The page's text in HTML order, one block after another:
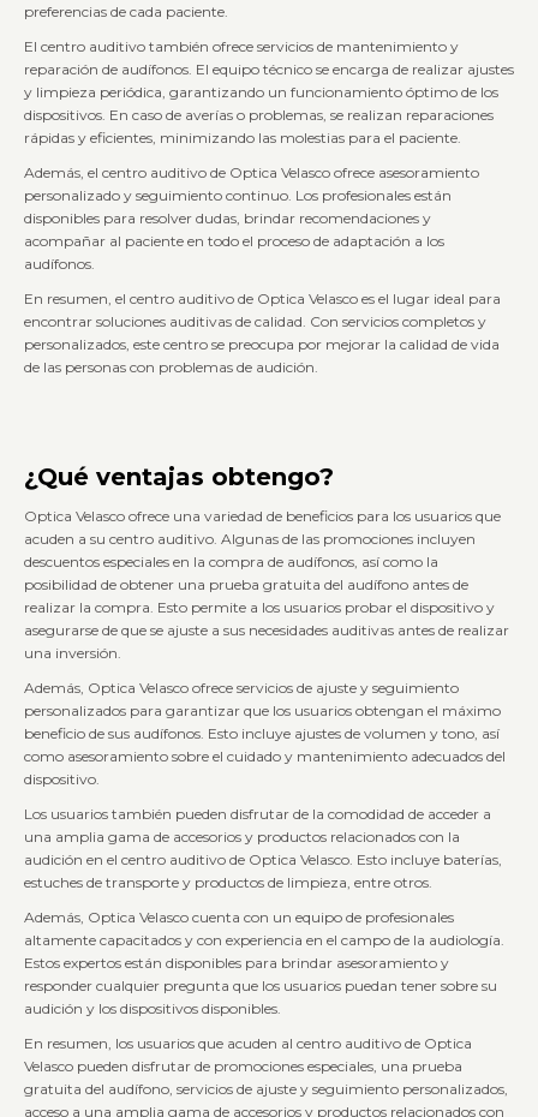
preferencias de cada paciente.
El centro auditivo también ofrece servicios de mantenimiento y
reparación de audífonos. El equipo técnico se encarga de realizar ajustes
y limpieza periódica, garantizando un funcionamiento óptimo de los
dispositivos. En caso de averías o problemas, se realizan reparaciones
rápidas y eficientes, minimizando las molestias para el paciente.
Además, el centro auditivo de Optica Velasco ofrece asesoramiento
personalizado y seguimiento continuo. Los profesionales están
disponibles para resolver dudas, brindar recomendaciones y
acompañar al paciente en todo el proceso de adaptación a los
audífonos.
En resumen, el centro auditivo de Optica Velasco es el lugar ideal para
encontrar soluciones auditivas de calidad. Con servicios completos y
personalizados, este centro se preocupa por mejorar la calidad de vida
de las personas con problemas de audición.
¿Qué ventajas obtengo?
Optica Velasco ofrece una variedad de beneficios para los usuarios que
acuden a su centro auditivo. Algunas de las promociones incluyen
descuentos especiales en la compra de audífonos, así como la
posibilidad de obtener una prueba gratuita del audífono antes de
realizar la compra. Esto permite a los usuarios probar el dispositivo y
asegurarse de que se ajuste a sus necesidades auditivas antes de realizar
una inversión.
Además, Optica Velasco ofrece servicios de ajuste y seguimiento
personalizados para garantizar que los usuarios obtengan el máximo
beneficio de sus audífonos. Esto incluye ajustes de volumen y tono, así
como asesoramiento sobre el cuidado y mantenimiento adecuados del
dispositivo.
Los usuarios también pueden disfrutar de la comodidad de acceder a
una amplia gama de accesorios y productos relacionados con la
audición en el centro auditivo de Optica Velasco. Esto incluye baterías,
estuches de transporte y productos de limpieza, entre otros.
Además, Optica Velasco cuenta con un equipo de profesionales
altamente capacitados y con experiencia en el campo de la audiología.
Estos expertos están disponibles para brindar asesoramiento y
responder cualquier pregunta que los usuarios puedan tener sobre su
audición y los dispositivos disponibles.
En resumen, los usuarios que acuden al centro auditivo de Optica
Velasco pueden disfrutar de promociones especiales, una prueba
gratuita del audífono, servicios de ajuste y seguimiento personalizados,
acceso a una amplia gama de accesorios y productos relacionados con